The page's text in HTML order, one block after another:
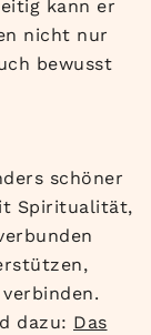
kann er
nicht nur
bewusst
schöner
Spiritualität,
dazu: Das